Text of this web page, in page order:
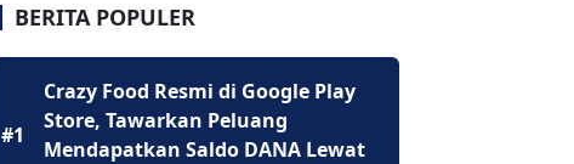
BERITA POPULER
#1
Crazy Food Resmi di Google Play
Store, Tawarkan Peluang
Mendapatkan Saldo DANA Lewat